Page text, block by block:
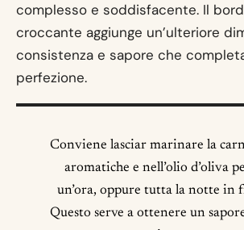
complesso e soddisfacente. Il
croccante aggiunge un’ulteriore
consistenza e sapore che
perfezione.
Conviene lasciar marinare la
aromatiche e nell’olio d’oliva
un’ora, oppure tutta la notte in
Questo serve a ottenere un